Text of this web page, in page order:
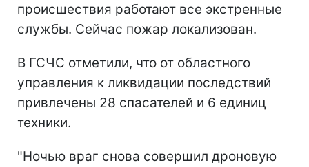
происшествия работают все экстренные
службы. Сейчас пожар локализован.
В ГСЧС отметили, что от областного
управления к ликвидации последствий
привлечены 28 спасателей и 6 единиц
техники.
"Ночью враг снова совершил дроновую